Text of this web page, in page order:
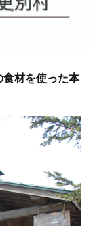
食材を使った本